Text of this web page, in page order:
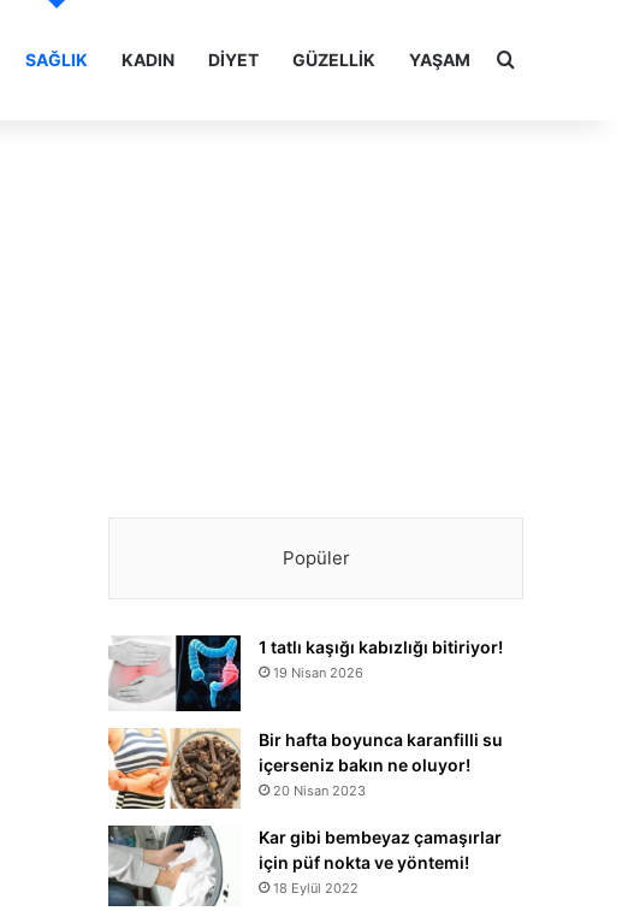
SAĞLIK KADIN DIYET GÜZELLIK YAŞAM Arama yap
Popüler
1 tatlı kaşığı kabızlığı bitiriyor!
19 Nisan 2026
Bir hafta boyunca karanfilli su
içerseniz bakın ne oluyor!
20 Nisan 2023
Kar gibi bembeyaz çamaşırlar
için püf nokta ve yöntemi!
18 Eylül 2022